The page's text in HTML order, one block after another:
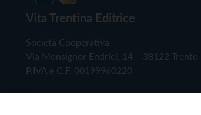
Vita Trentina Editrice
Società Cooperativa
Via Monsignor Endrici, 14 – 38122 Trento
P.IVA e C.F. 00199960220